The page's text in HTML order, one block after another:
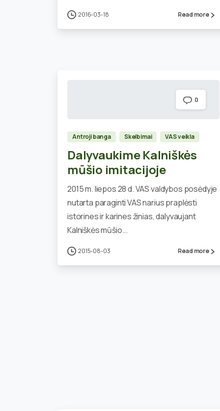
2016-03-18 Read more
0
Antroji banga Skelbimai VAS veikla
Dalyvaukime Kalniškės
mūšio imitacijoje
2015 m. liepos 28 d. VAS valdybos posėdyje
nutarta paraginti VAS narius praplėsti
istorines ir karines žinias, dalyvaujant
Kalniškės mūšio...
2015-08-03 Read more